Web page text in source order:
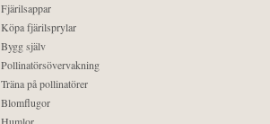
Fjärilsappar
Köpa fjärilsprylar
Bygg själv
Pollinatörsövervakning
Träna på pollinatörer
Blomflugor